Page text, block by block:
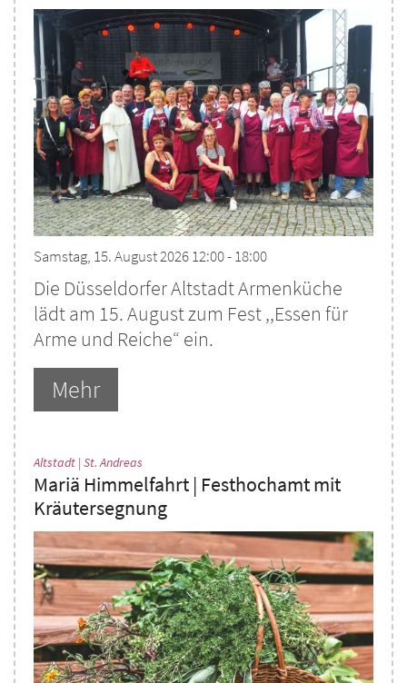
Samstag, 15. August 2026 12:00 - 18:00
Die Düsseldorfer Altstadt Armenküche
lädt am 15. August zum Fest ,,Essen für
Arme und Reiche“ ein.
Mehr
Altstadt | St. Andreas
Mariä Himmelfahrt | Festhochamt mit
Kräutersegnung